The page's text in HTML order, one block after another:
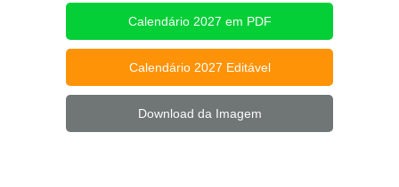
Calendário 2027 em PDF
Calendário 2027 Editável
Download da Imagem